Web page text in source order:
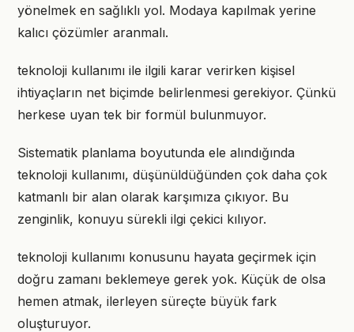
yönelmek en sağlıklı yol. Modaya kapılmak yerine
kalıcı çözümler aranmalı.
teknoloji kullanımı ile ilgili karar verirken kişisel
ihtiyaçların net biçimde belirlenmesi gerekiyor. Çünkü
herkese uyan tek bir formül bulunmuyor.
Sistematik planlama boyutunda ele alındığında
teknoloji kullanımı, düşünüldüğünden çok daha çok
katmanlı bir alan olarak karşımıza çıkıyor. Bu
zenginlik, konuyu sürekli ilgi çekici kılıyor.
teknoloji kullanımı konusunu hayata geçirmek için
doğru zamanı beklemeye gerek yok. Küçük de olsa
hemen atmak, ilerleyen süreçte büyük fark
oluşturuyor.